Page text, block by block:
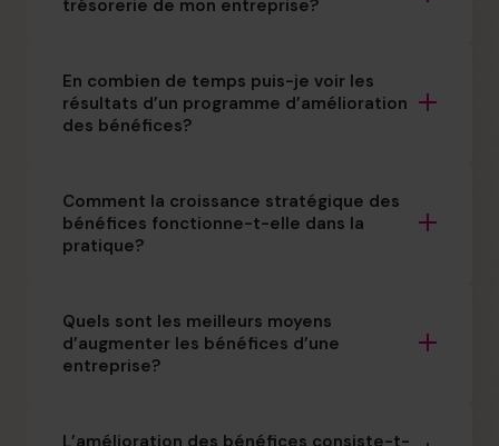
trésorerie de mon entreprise?
En combien de temps puis-je voir les
résultats d’un programme d’amélioration
des bénéfices?
Comment la croissance stratégique des
bénéfices fonctionne-t-elle dans la
pratique?
Quels sont les meilleurs moyens
d’augmenter les bénéfices d’une
entreprise?